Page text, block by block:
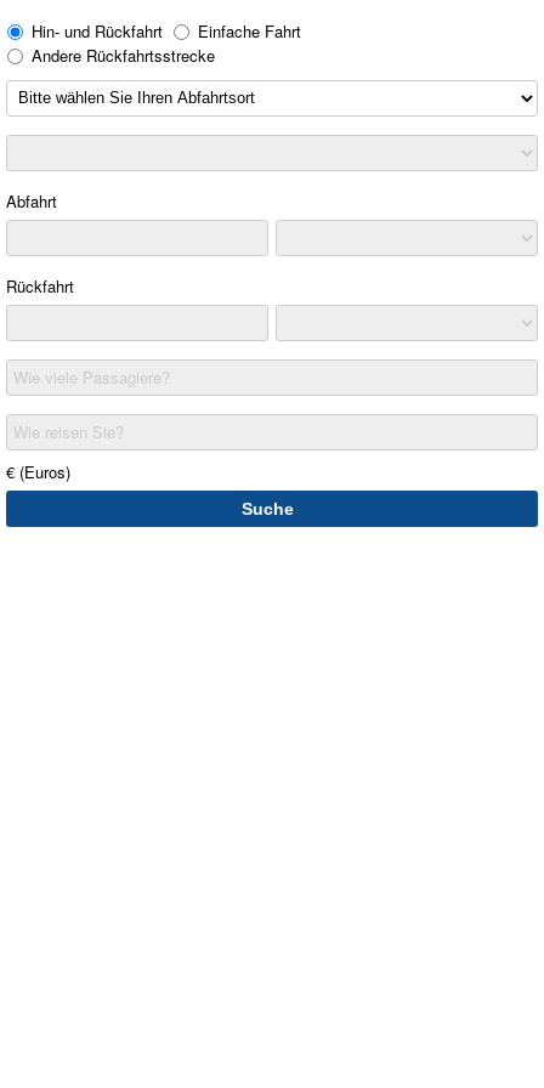
Hin- und Rückfahrt
Einfache Fahrt
Andere Rückfahrtsstrecke
Abfahrt
Rückfahrt
Wie viele Passagiere?
Wie reisen Sie?
€ (Euros)
Suche